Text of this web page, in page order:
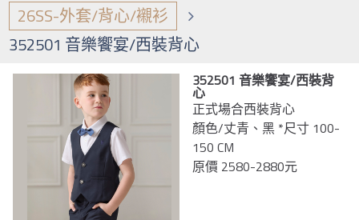
26SS-外套/背心/襯衫
352501 音樂饗宴/西裝背心
352501 音樂饗宴/西裝背
心
正式場合西裝背心
顏色/丈青、黑 *尺寸 100-
150 CM
原價 2580-2880元